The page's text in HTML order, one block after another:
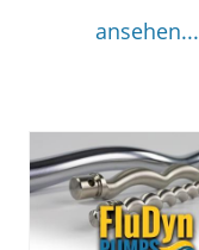
ansehen...